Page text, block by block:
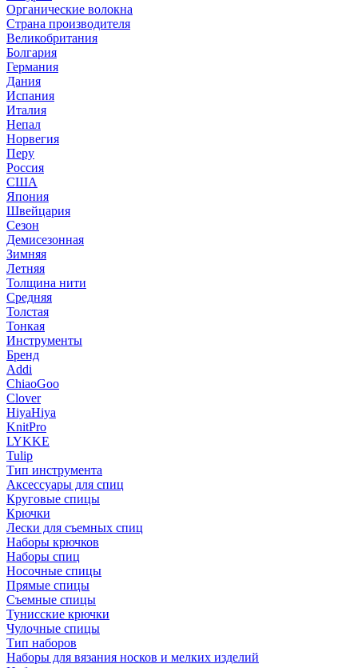
Органические волокна
Страна производителя
Великобритания
Болгария
Германия
Дания
Испания
Италия
Непал
Норвегия
Перу
Россия
США
Япония
Швейцария
Сезон
Демисезонная
Зимняя
Летняя
Толщина нити
Средняя
Толстая
Тонкая
Инструменты
Бренд
Addi
ChiaoGoo
Clover
HiyaHiya
KnitPro
LYKKE
Tulip
Тип инструмента
Аксессуары для спиц
Круговые спицы
Крючки
Лески для съемных спиц
Наборы крючков
Наборы спиц
Носочные спицы
Прямые спицы
Съемные спицы
Тунисские крючки
Чулочные спицы
Тип наборов
Наборы для вязания носков и мелких изделий